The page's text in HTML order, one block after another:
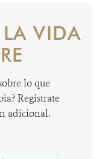
VIDA
lo que
Regístrate
adicional.